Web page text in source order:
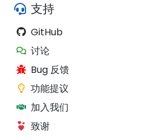
支持
GitHub
讨论
Bug 反馈
功能提议
加入我们
致谢